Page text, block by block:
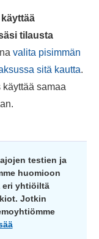
tilausta
valita pisimmän
sitä kautta.
samaa
testien ja
huomioon
eri yhtiöiltä
Jotkin